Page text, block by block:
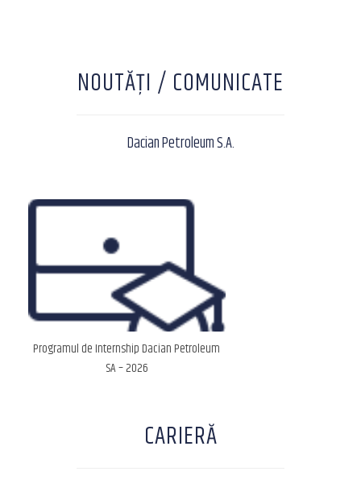
NOUTĂȚI / COMUNICATE
Dacian Petroleum S.A.
Programul de Internship Dacian Petroleum
SA – 2026
CARIERĂ